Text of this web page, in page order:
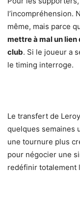
l’incompréhension.
même, mais parce
mettre à mal un lien
club. Si le joueur a
le timing interroge.
Le transfert de
quelques semaines
une tournure plus
pour négocier une
redéfinir totalement